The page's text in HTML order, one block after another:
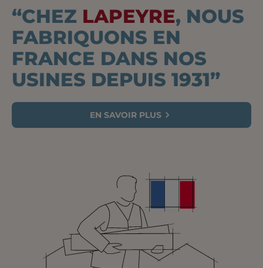
“CHEZ LAPEYRE, NOUS
FABRIQUONS EN
FRANCE DANS NOS
USINES DEPUIS 1931”
EN SAVOIR PLUS